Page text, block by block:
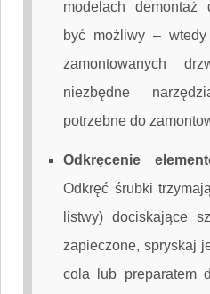
modelach demontaż
być możliwy –
zamontowanych
niezbędne
potrzebne do
Odkręcenie
Odkręć śrubki
listwy) dociskające
zapieczone, spryskaj
cola lub preparatem